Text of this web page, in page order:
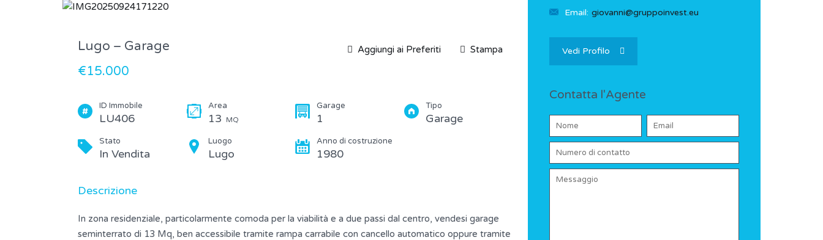
Aggiungi ai Preferiti Stampa
Lugo – Garage
€15.000
ID Immobile
LU406
Area
13 MQ
Garage
1
Tipo
Garage
Stato
In Vendita
Luogo
Lugo
Anno di costruzione
1980
Descrizione
In zona residenziale, particolarmente comoda per la viabilità e a due passi dal centro, vendesi garage
seminterrato di 13 Mq, ben accessibile tramite rampa carrabile con cancello automatico oppure tramite
Email: giovanni@gruppoinvest.eu
Vedi Profilo
Contatta l'Agente